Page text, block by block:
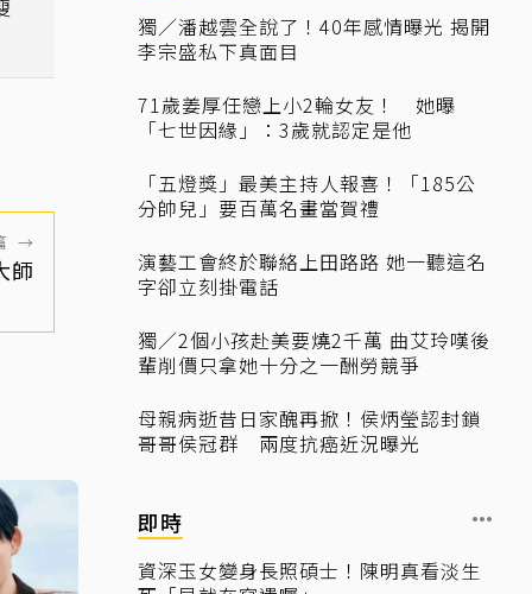
→
師
獨／潘越雲全說了！40年感情曝光 揭開
李宗盛私下真面目
71歲姜厚任戀上小2輪女友！ 她曝
「七世因緣」：3歲就認定是他
「五燈獎」最美主持人報喜！「185公
分帥兒」要百萬名畫當賀禮
演藝工會終於聯絡上田路路 她一聽這名
字卻立刻掛電話
獨／2個小孩赴美要燒2千萬 曲艾玲嘆後
輩削價只拿她十分之一酬勞競爭
母親病逝昔日家醜再掀！侯炳瑩認封鎖
哥哥侯冠群 兩度抗癌近況曝光
即時
資深玉女變身長照碩士！陳明真看淡生